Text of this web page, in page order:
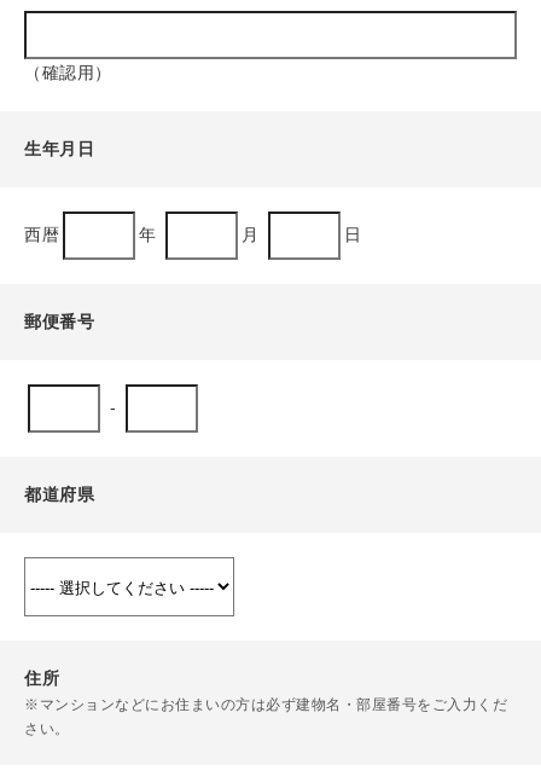
（確認用）
生年月日
西暦 年 月 日
郵便番号
-
都道府県
住所
※マンションなどにお住まいの方は必ず建物名・部屋番号をご入力くだ
さい。